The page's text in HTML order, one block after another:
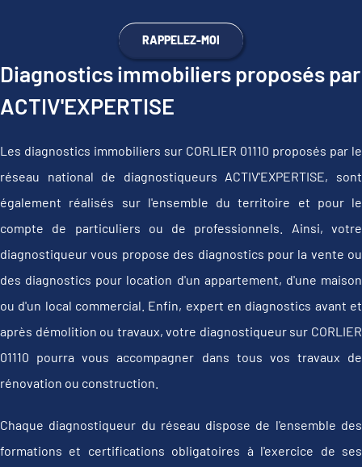
RAPPELEZ-MOI
Diagnostics immobiliers proposés par
ACTIV'EXPERTISE
Les diagnostics immobiliers sur CORLIER 01110 proposés par le
réseau national de diagnostiqueurs ACTIV'EXPERTISE, sont
également réalisés sur l'ensemble du territoire et pour le
compte de particuliers ou de professionnels. Ainsi, votre
diagnostiqueur vous propose des diagnostics pour la vente ou
des diagnostics pour location d'un appartement, d'une maison
ou d'un local commercial. Enfin, expert en diagnostics avant et
après démolition ou travaux, votre diagnostiqueur sur CORLIER
01110 pourra vous accompagner dans tous vos travaux de
rénovation ou construction.
Chaque diagnostiqueur du réseau dispose de l'ensemble des
formations et certifications obligatoires à l'exercice de ses